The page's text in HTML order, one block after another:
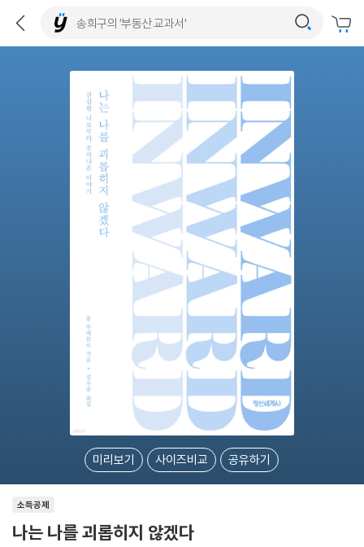
미리보기 사이즈비교 공유하기
소득공제
나는 나를 괴롭히지 않겠다